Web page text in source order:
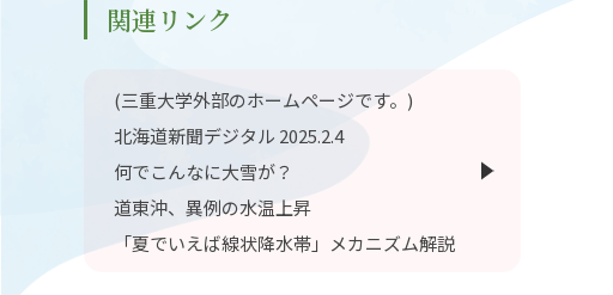
X
教職員専用（学内）
農学がつなぐミライ
イベントカレンダー
関連リンク
(三重大学外部のホームページです。)
北海道新聞デジタル 2025.2.4
何でこんなに大雪が？
道東沖、異例の水温上昇
「夏でいえば線状降水帯」メカニズム解説